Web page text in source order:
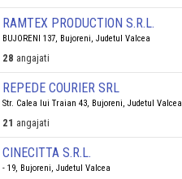
RAMTEX PRODUCTION S.R.L.
BUJORENI 137, Bujoreni, Judetul Valcea
28 angajati
REPEDE COURIER SRL
Str. Calea lui Traian 43, Bujoreni, Judetul Valcea
21 angajati
CINECITTA S.R.L.
- 19, Bujoreni, Judetul Valcea